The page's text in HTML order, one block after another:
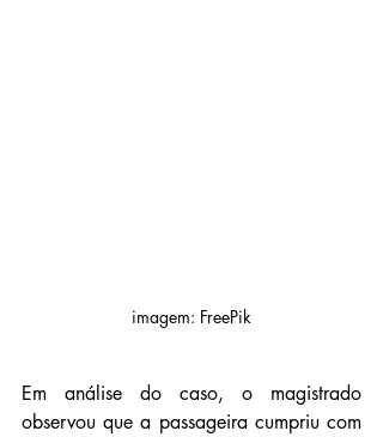
imagem: FreePik
Em análise do caso, o magistrado
observou que a passageira cumpriu com